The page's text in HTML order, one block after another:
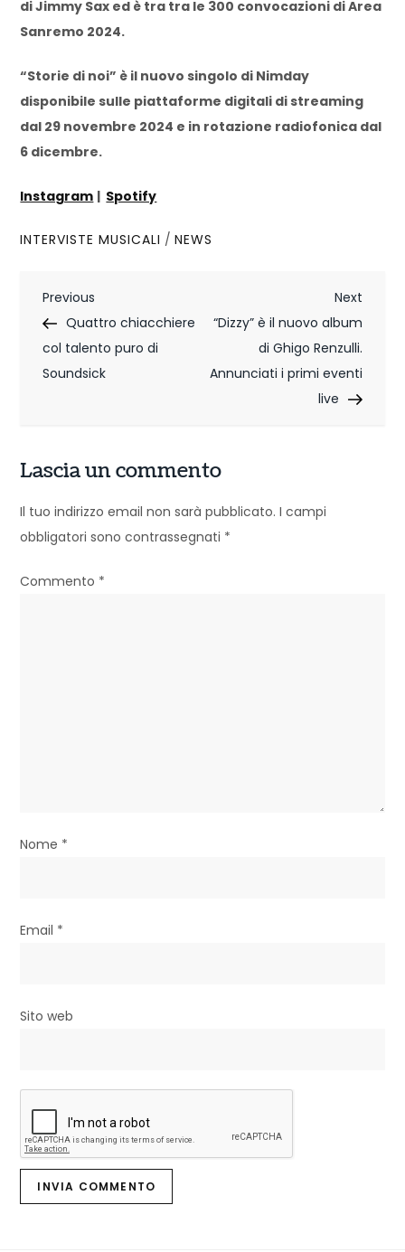
di Jimmy Sax ed è tra tra le 300 convocazioni di Area
Sanremo 2024.
“Storie di noi” è il nuovo singolo di Nimday
disponibile sulle piattaforme digitali di streaming
dal 29 novembre 2024 e in rotazione radiofonica dal
6 dicembre.
Instagram | Spotify
INTERVISTE MUSICALI /NEWS
N
a
v
a
z
i
o
i
Previous
Post
Previous
Quattro chiacchiere
col talento puro di
Soundsick
Next
Post
Next
“Dizzy” è il nuovo album
di Ghigo Renzulli.
Annunciati i primi eventi
live
Lascia un commento
Il tuo indirizzo email non sarà pubblicato. I campi
obbligatori sono contrassegnati *
Commento *
Nome *
Email *
Sito web